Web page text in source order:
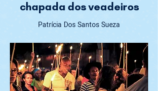
chapada dos veadeiros
Patrícia Dos Santos Sueza